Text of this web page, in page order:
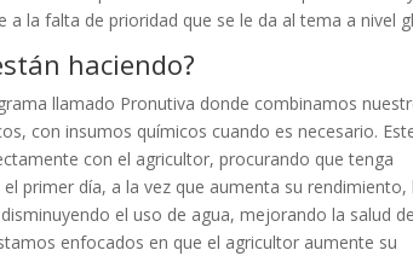
a la falta de prioridad que se le da al tema a nivel
haciendo?
llamado Pronutiva donde combinamos
con insumos químicos cuando es necesario.
con el agricultor, procurando que tenga
primer día, a la vez que aumenta su rendimiento,
el uso de agua, mejorando la salud
enfocados en que el agricultor aumente su